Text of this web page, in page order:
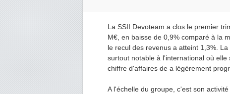
La SSII Devoteam a clos le premier
M€, en baisse de 0,9% comparé à la
le recul des revenus a atteint 1,3%.
surtout notable à l'international où
chiffre d'affaires de a légèrement
A l'échelle du groupe, c'est son